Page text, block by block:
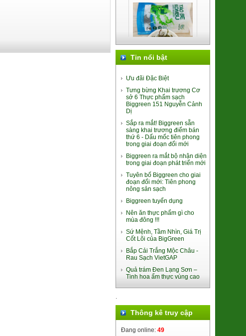
Tảo Bẹ KOMBU
Giò Tảo Chile Chay
60.000đ/Gói 200g
Long Nhãn ôm Sen Vinagri
155.000đ/Hộp
Cốm Làng Vòng
28.500đ/100g
Tin nổi bật
Ưu đãi Đặc Biệt
Tưng bừng Khai trương Cơ
sở 6 Thực phẩm sạch
Biggreen 151 Nguyễn Cảnh
Dị
Sắp ra mắt! Biggreen sẵn
sàng khai trương điểm bán
thứ 6 - Dấu mốc tiên phong
trong giai đoạn đổi mới
Biggreen ra mắt bộ nhận diện
trong giai đoạn phát triển mới
Tuyên bố Biggreen cho giai
đoạn đổi mới: Tiên phong
nông sản sạch
Biggreen tuyển dụng
Nên ăn thực phẩm gì cho
mùa đông !!!
Sứ Mệnh, Tầm Nhìn, Giá Trị
Cốt Lõi của BigGreen
Bắp Cải Trắng Mộc Châu -
Rau Sạch VietGAP
Quả trám Đen Lạng Sơn –
Tinh hoa ẩm thực vùng cao
.
Thông kê truy cập
Đang online: 49